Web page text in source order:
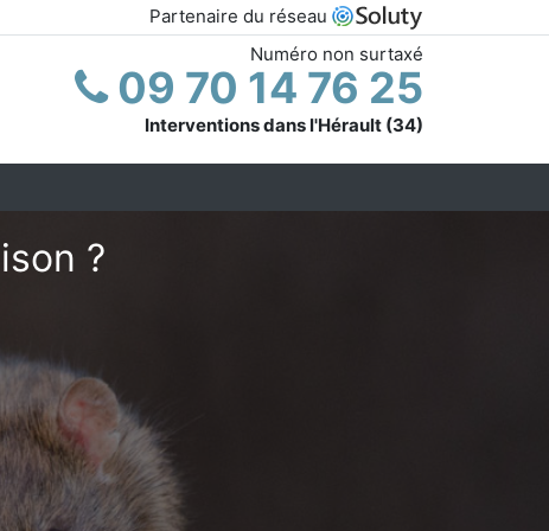
Partenaire du réseau
Numéro non surtaxé
09 70 14 76 25
Interventions dans l'Hérault (34)
?